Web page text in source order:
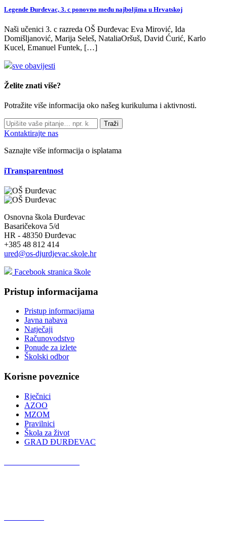
Legende Đurđevac, 3. c ponovno među najboljima u Hrvatskoj
Naši učenici 3. c razreda OŠ Đurđevac Eva Mirović, Ida
Domišljanović, Marija Seleš, NataliaOršuš, David Ćurić, Karlo
Kucel, Emanuel Funtek, […]
sve obavijesti
Želite znati više?
Potražite više informacija oko našeg kurikuluma i aktivnosti.
Traži
Kontaktirajte nas
Saznajte više informacija o isplatama
iTransparentnost
Osnovna škola Đurđevac
Basaričekova 5/d
HR - 48350 Đurđevac
+385 48 812 414
ured@os-djurdjevac.skole.hr
Facebook stranica škole
Pristup informacijama
Pristup informacijama
Javna nabava
Natječaji
Računovodstvo
Ponude za izlete
Školski odbor
Korisne poveznice
Rječnici
AZOO
MZOM
Pravilnici
Škola za život
GRAD ĐURĐEVAC